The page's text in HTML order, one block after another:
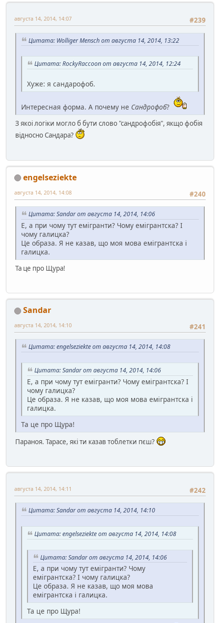
#239
августа 14, 2014, 14:07
Цитата: Wolliger Mensch от августа 14, 2014, 13:22
Цитата: RockyRaccoon от августа 14, 2014, 12:24
Хуже: я сандарофоб.
Интересная форма. А почему не Сандрофоб?
З якоі логіки могло б бути слово "сандрофобія", якщо фобія
відносно Сандара?
engelseziekte
#240
августа 14, 2014, 14:08
Цитата: Sandar от августа 14, 2014, 14:06
Е, а при чому тут емігранти? Чому емігрантска? І
чому галицка?
Це образа. Я не казав, що моя мова емігрантска і
галицка.
Та це про Щура!
Sandar
#241
августа 14, 2014, 14:10
Цитата: engelseziekte от августа 14, 2014, 14:08
Цитата: Sandar от августа 14, 2014, 14:06
Е, а при чому тут емігранти? Чому емігрантска? І
чому галицка?
Це образа. Я не казав, що моя мова емігрантска і
галицка.
Та це про Щура!
Параноя. Тарасе, які ти казав тоблетки пєш?
#242
августа 14, 2014, 14:11
Цитата: Sandar от августа 14, 2014, 14:10
Цитата: engelseziekte от августа 14, 2014, 14:08
Цитата: Sandar от августа 14, 2014, 14:06
Е, а при чому тут емігранти? Чому
емігрантска? І чому галицка?
Це образа. Я не казав, що моя мова
емігрантска і галицка.
Та це про Щура!